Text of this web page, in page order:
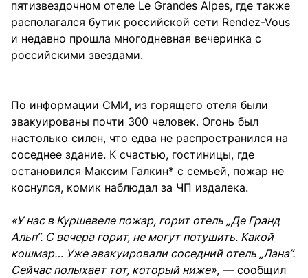
пятизвездочном отеле Le Grandes Alpes, где также
располагался бутик российской сети Rendez-Vous
и недавно прошла многодневная вечеринка с
российскими звездами.
По информации СМИ, из горящего отеля были
эвакуированы почти 300 человек. Огонь был
настолько силен, что едва не распространился на
соседнее здание. К счастью, гостиницы, где
остановился Максим Галкин* с семьей, пожар не
коснулся, комик наблюдал за ЧП издалека.
«У нас в Куршевеле пожар, горит отель „Де Гранд
Альп“. С вечера горит, не могут потушить. Какой
кошмар… Уже эвакуировали соседний отель „Лана“.
Сейчас полыхает тот, который ниже», — сообщил